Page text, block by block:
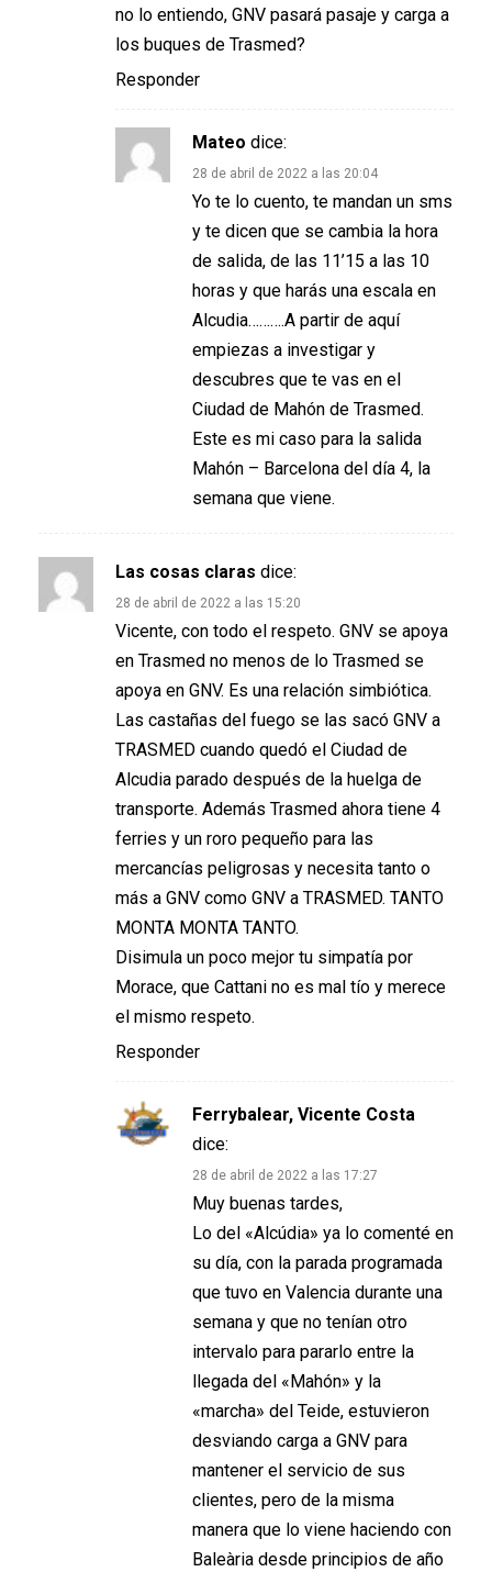
no lo entiendo, GNV pasará pasaje y carga a
los buques de Trasmed?
Responder
Mateo dice:
28 de abril de 2022 a las 20:04
Yo te lo cuento, te mandan un sms
y te dicen que se cambia la hora
de salida, de las 11’15 a las 10
horas y que harás una escala en
Alcudia……….A partir de aquí
empiezas a investigar y
descubres que te vas en el
Ciudad de Mahón de Trasmed.
Este es mi caso para la salida
Mahón – Barcelona del día 4, la
semana que viene.
Las cosas claras dice:
28 de abril de 2022 a las 15:20
Vicente, con todo el respeto. GNV se apoya
en Trasmed no menos de lo Trasmed se
apoya en GNV. Es una relación simbiótica.
Las castañas del fuego se las sacó GNV a
TRASMED cuando quedó el Ciudad de
Alcudia parado después de la huelga de
transporte. Además Trasmed ahora tiene 4
ferries y un roro pequeño para las
mercancías peligrosas y necesita tanto o
más a GNV como GNV a TRASMED. TANTO
MONTA MONTA TANTO.
Disimula un poco mejor tu simpatía por
Morace, que Cattani no es mal tío y merece
el mismo respeto.
Responder
Ferrybalear, Vicente Costa
dice:
28 de abril de 2022 a las 17:27
Muy buenas tardes,
Lo del «Alcúdia» ya lo comenté en
su día, con la parada programada
que tuvo en Valencia durante una
semana y que no tenían otro
intervalo para pararlo entre la
llegada del «Mahón» y la
«marcha» del Teide, estuvieron
desviando carga a GNV para
mantener el servicio de sus
clientes, pero de la misma
manera que lo viene haciendo con
Baleària desde principios de año